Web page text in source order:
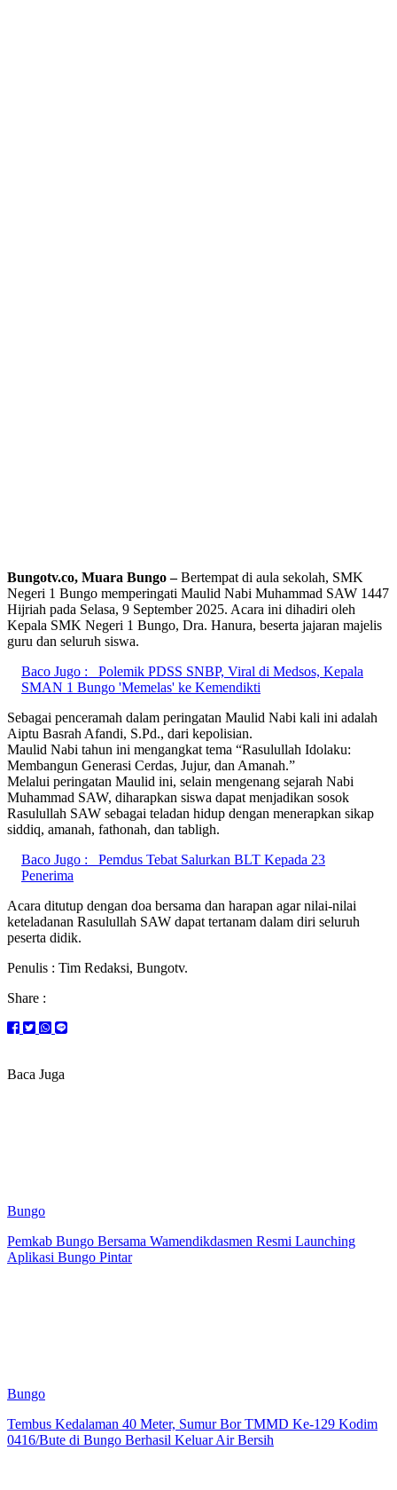
Bungotv.co, Muara Bungo –Bertempat di aula sekolah, SMK
Negeri 1 Bungo memperingati Maulid Nabi Muhammad SAW 1447
Hijriah pada Selasa, 9 September 2025. Acara ini dihadiri oleh
Kepala SMK Negeri 1 Bungo, Dra. Hanura, beserta jajaran majelis
guru dan seluruh siswa.
Baco Jugo :
Polemik PDSS SNBP, Viral di Medsos, Kepala
SMAN 1 Bungo 'Memelas' ke Kemendikti
Sebagai penceramah dalam peringatan Maulid Nabi kali ini adalah
Aiptu Basrah Afandi, S.Pd., dari kepolisian.
Maulid Nabi tahun ini mengangkat tema “Rasulullah Idolaku:
Membangun Generasi Cerdas, Jujur, dan Amanah.”
Melalui peringatan Maulid ini, selain mengenang sejarah Nabi
Muhammad SAW, diharapkan siswa dapat menjadikan sosok
Rasulullah SAW sebagai teladan hidup dengan menerapkan sikap
siddiq, amanah, fathonah, dan tabligh.
Baco Jugo :
Pemdus Tebat Salurkan BLT Kepada 23
Penerima
Acara ditutup dengan doa bersama dan harapan agar nilai-nilai
keteladanan Rasulullah SAW dapat tertanam dalam diri seluruh
peserta didik.
Penulis : Tim Redaksi, Bungotv.
Share :
Baca Juga
Bungo
Pemkab Bungo Bersama Wamendikdasmen Resmi Launching
Aplikasi Bungo Pintar
Bungo
Tembus Kedalaman 40 Meter, Sumur Bor TMMD Ke-129 Kodim
0416/Bute di Bungo Berhasil Keluar Air Bersih